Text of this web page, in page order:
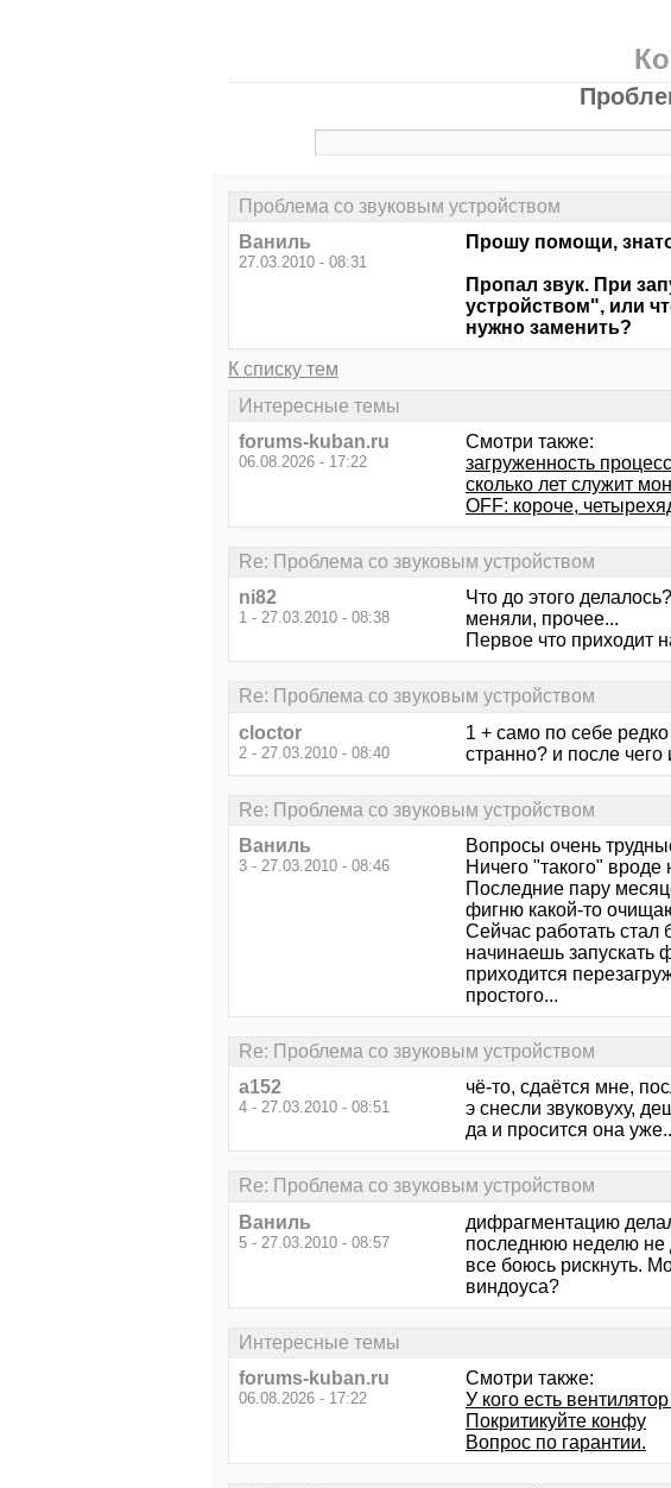
Проблема со звуковым устройством
Ваниль
27.03.2010 - 08:31
Прошу помощи,
Пропал звук. При
устройством", или
нужно заменить?
К списку тем
Интересные темы
forums-kuban.ru
06.08.2026 - 17:22
Смотри также:
загруженность
сколько лет служит
OFF: короче,
Re: Проблема со звуковым устройством
ni82
1 - 27.03.2010 - 08:38
Что до этого
меняли, прочее...
Первое что приходит
Re: Проблема со звуковым устройством
cloctor
2 - 27.03.2010 - 08:40
1 + само по себе
странно? и после
Re: Проблема со звуковым устройством
Ваниль
3 - 27.03.2010 - 08:46
Вопросы очень
Ничего "такого"
Последние пару
фигню какой-то
Сейчас работать стал
начинаешь запускать
приходится
простого...
Re: Проблема со звуковым устройством
a152
4 - 27.03.2010 - 08:51
чё-то, сдаётся мне,
э снесли звуковуху,
да и просится она
Re: Проблема со звуковым устройством
Ваниль
5 - 27.03.2010 - 08:57
дифрагментацию
последнюю неделю не
все боюсь рискнуть.
виндоуса?
Интересные темы
forums-kuban.ru
06.08.2026 - 17:22
Смотри также:
У кого есть
Покритикуйте конфу
Вопрос по гарантии.